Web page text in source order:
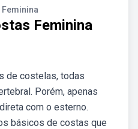
Feminina
de costelas, todas
Porém, apenas
com o esterno.
básicos de costas que